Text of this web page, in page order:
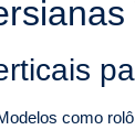
como